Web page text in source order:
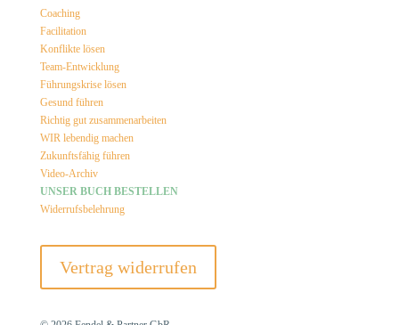
Coaching
Facilitation
Konflikte lösen
Team-Entwicklung
Führungskrise lösen
Gesund führen
Richtig gut zusammenarbeiten
WIR lebendig machen
Zukunftsfähig führen
Video-Archiv
UNSER BUCH BESTELLEN
Widerrufsbelehrung
Vertrag widerrufen